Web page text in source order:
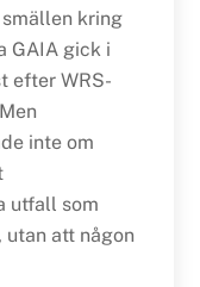
kring
GAIA gick i
efter WRS-
inte om
utfall som
att någon